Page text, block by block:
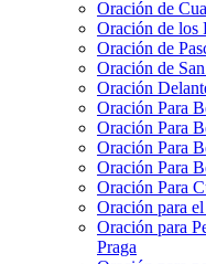
Oración de
Oración de los
Oración de
Oración de
Oración
Oración Para
Oración Para
Oración Para
Oración Para
Oración Para
Oración para
Oración para
Praga